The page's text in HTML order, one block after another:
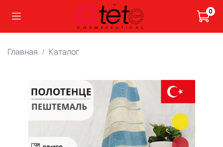
0
Главная Каталог